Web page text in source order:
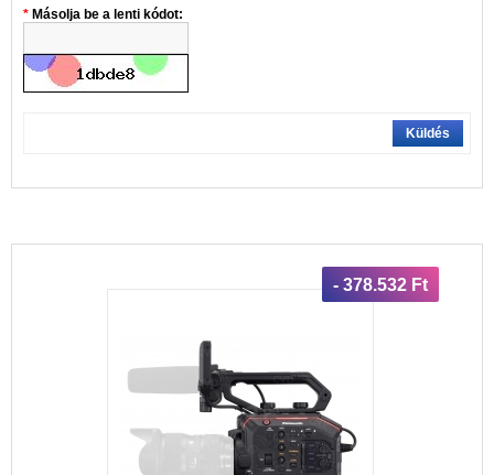
Másolja be a lenti kódot:
Küldés
- 378.532 Ft